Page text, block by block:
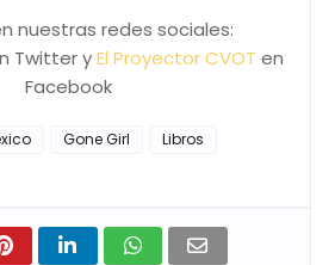
nuestras redes sociales:
Twitter yEl Proyector CVOT en
Facebook
Gone Girl
Libros